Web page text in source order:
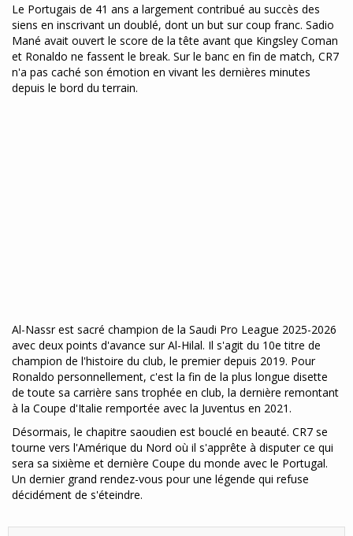
Le Portugais de 41 ans a largement contribué au succès des
siens en inscrivant un doublé, dont un but sur coup franc. Sadio
Mané avait ouvert le score de la tête avant que Kingsley Coman
et Ronaldo ne fassent le break. Sur le banc en fin de match, CR7
n'a pas caché son émotion en vivant les dernières minutes
depuis le bord du terrain.
Al-Nassr est sacré champion de la Saudi Pro League 2025-2026
avec deux points d'avance sur Al-Hilal. Il s'agit du 10e titre de
champion de l'histoire du club, le premier depuis 2019. Pour
Ronaldo personnellement, c'est la fin de la plus longue disette
de toute sa carrière sans trophée en club, la dernière remontant
à la Coupe d'Italie remportée avec la Juventus en 2021.
Désormais, le chapitre saoudien est bouclé en beauté. CR7 se
tourne vers l'Amérique du Nord où il s'apprête à disputer ce qui
sera sa sixième et dernière Coupe du monde avec le Portugal.
Un dernier grand rendez-vous pour une légende qui refuse
décidément de s'éteindre.